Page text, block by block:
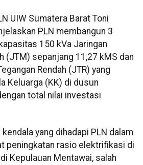
UIW Sumatera Barat Toni
PLN membangun 3
150 kVa Jaringan
(JTM) sepanjang 11,27 kMS dan
Rendah (JTR) yang
Keluarga (KK) di dusun
total nilai investasi
yang dihadapi PLN dalam
peningkatan rasio elektrifikasi di
Kepulauan Mentawai, salah